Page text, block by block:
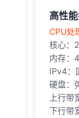
高性
‎CPU处
核心：
内存：
IPv4：
硬盘：
上行
下行带